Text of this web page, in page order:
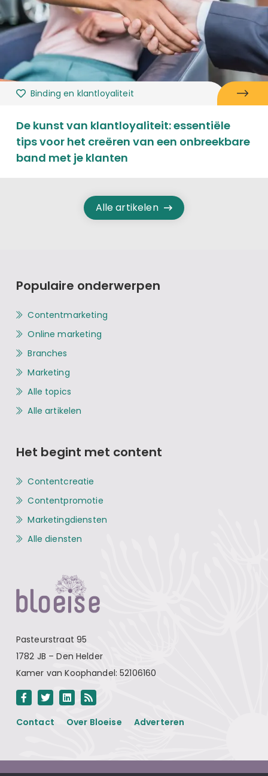
Binding en klantloyaliteit
De kunst van klantloyaliteit: essentiële
tips voor het creëren van een onbreekbare
band met je klanten
Alle artikelen
Pasteurstraat 95
1782 JB – Den Helder
Kamer van Koophandel: 52106160
Contact Over Bloeise Adverteren
Populaire onderwerpen
Contentmarketing
Online marketing
Branches
Marketing
Alle topics
Alle artikelen
Het begint met content
Contentcreatie
Contentpromotie
Marketingdiensten
Alle diensten